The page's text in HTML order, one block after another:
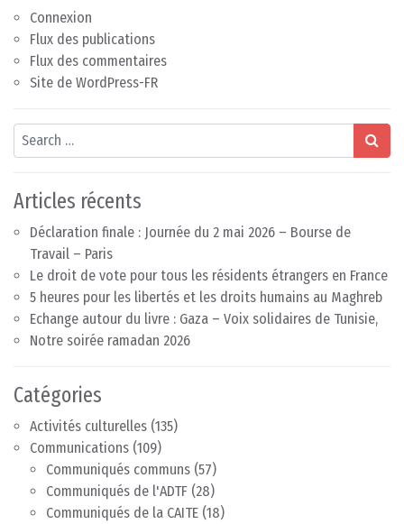
Connexion
Flux des publications
Flux des commentaires
Site de WordPress-FR
Search
Articles récents
Déclaration finale : Journée du 2 mai 2026 – Bourse de
Travail – Paris
Le droit de vote pour tous les résidents étrangers en France
5 heures pour les libertés et les droits humains au Maghreb
Echange autour du livre : Gaza – Voix solidaires de Tunisie,
Notre soirée ramadan 2026
Catégories
Activités culturelles (135)
Communications (109)
Communiqués communs (57)
Communiqués de l'ADTF (28)
Communiqués de la CAITE (18)